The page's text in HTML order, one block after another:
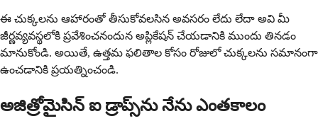
ఈ చుక్కలను ఆహారంతో తీసుకోవలసిన అవసరం లేదు లేదా అవి మీ
జీర్ణవ్యవస్థలోకి ప్రవేశించనందున అప్లికేషన్ చేయడానికి ముందు తినడం
మానుకోండి. అయితే, ఉత్తమ ఫలితాల కోసం రోజులో చుక్కలను సమానంగా
ఉంచడానికి ప్రయత్నించండి.
అజిత్రోమైసిన్ ఐ డ్రాప్స్‌ను నేను ఎంతకాలం